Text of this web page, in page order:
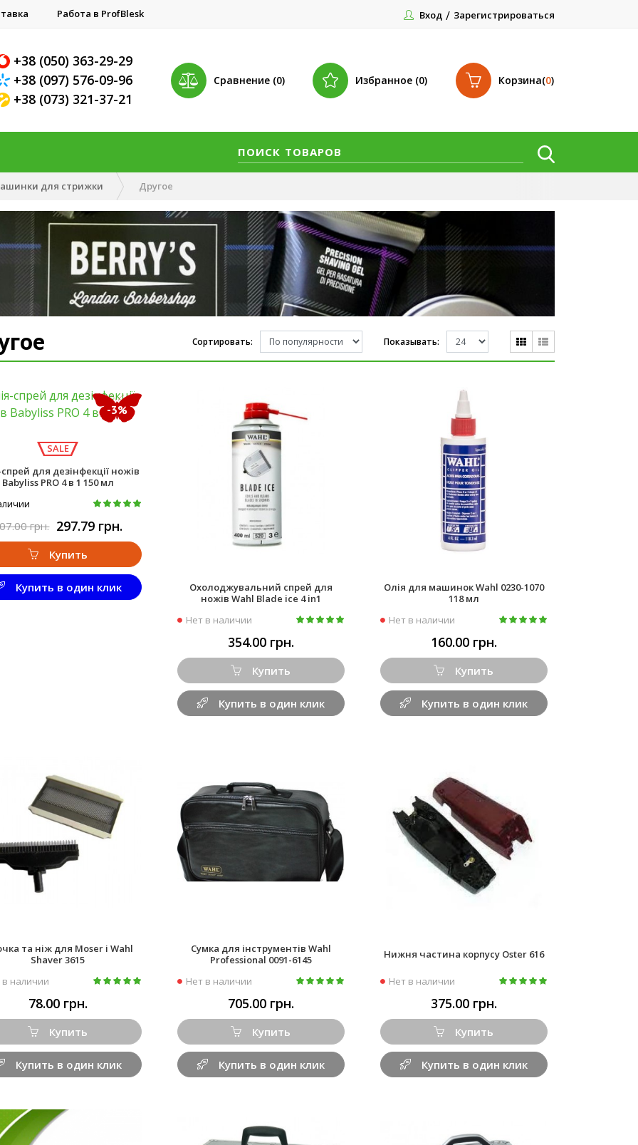
Работа в ProfBlesk Вход Зарегистрироваться
+38 (050) 363-29-29
+38 (097) 576-09-96
+38 (073) 321-37-21
Сравнение (0) Избранное (0) Корзина(0)
для стрижки Другое
Сортировать: Показывать:
-3%
SALE
для дезінфекції ножів
Babyliss PRO 4 в 1 150 мл
грн. 297.79 грн.
Купить
Купить в один клик
Охолоджувальний спрей для
ножів Wahl Blade ice 4 in1
Нет в наличии
354.00 грн.
Купить
Купить в один клик
Олія для машинок Wahl 0230-1070
118 мл
Нет в наличии
160.00 грн.
Купить
Купить в один клик
та ніж для Moser і Wahl
Shaver 3615
наличии
78.00 грн.
Купить
Купить в один клик
Сумка для інструментів Wahl
Professional 0091-6145
Нет в наличии
705.00 грн.
Купить
Купить в один клик
Нижня частина корпусу Oster 616
Нет в наличии
375.00 грн.
Купить
Купить в один клик